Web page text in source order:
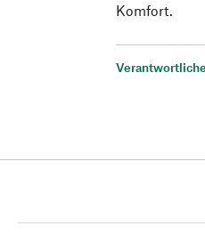
Komfort.